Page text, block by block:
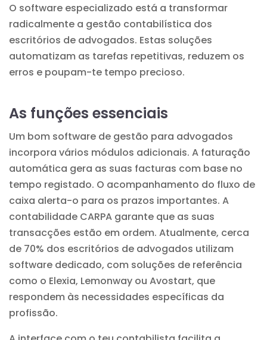
O software especializado está a transformar
radicalmente a gestão contabilística dos
escritórios de advogados. Estas soluções
automatizam as tarefas repetitivas, reduzem os
erros e poupam-te tempo precioso.
As funções essenciais
Um bom software de gestão para advogados
incorpora vários módulos adicionais. A faturação
automática gera as suas facturas com base no
tempo registado. O acompanhamento do fluxo de
caixa alerta-o para os prazos importantes. A
contabilidade CARPA garante que as suas
transacções estão em ordem. Atualmente, cerca
de 70% dos escritórios de advogados utilizam
software dedicado, com soluções de referência
como o Elexia, Lemonway ou Avostart, que
respondem às necessidades específicas da
profissão.